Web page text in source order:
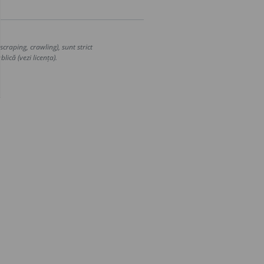
crawling), sunt strict
(vezi licența).